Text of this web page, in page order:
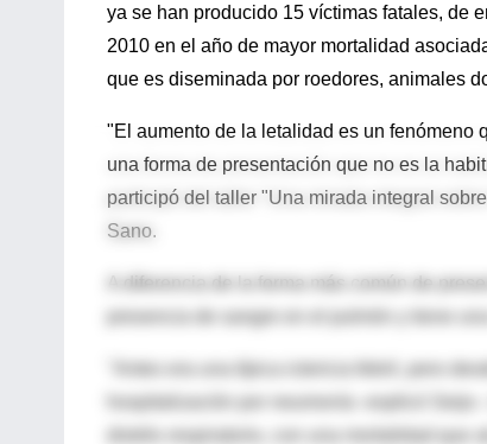
ya se han producido 15 víctimas fatales, de
2010 en el año de mayor mortalidad
que es diseminada por roedores, animales
"El aumento de la letalidad es un fenómeno
una forma de presentación que no es la
participó del taller "Una mirada integral
Sano.
A diferencia de la forma más común de
presencia de sangre en el pulmón y tiene
"Antes era una típica ictericia febril, pero
hospitalización por neumonía -explicó